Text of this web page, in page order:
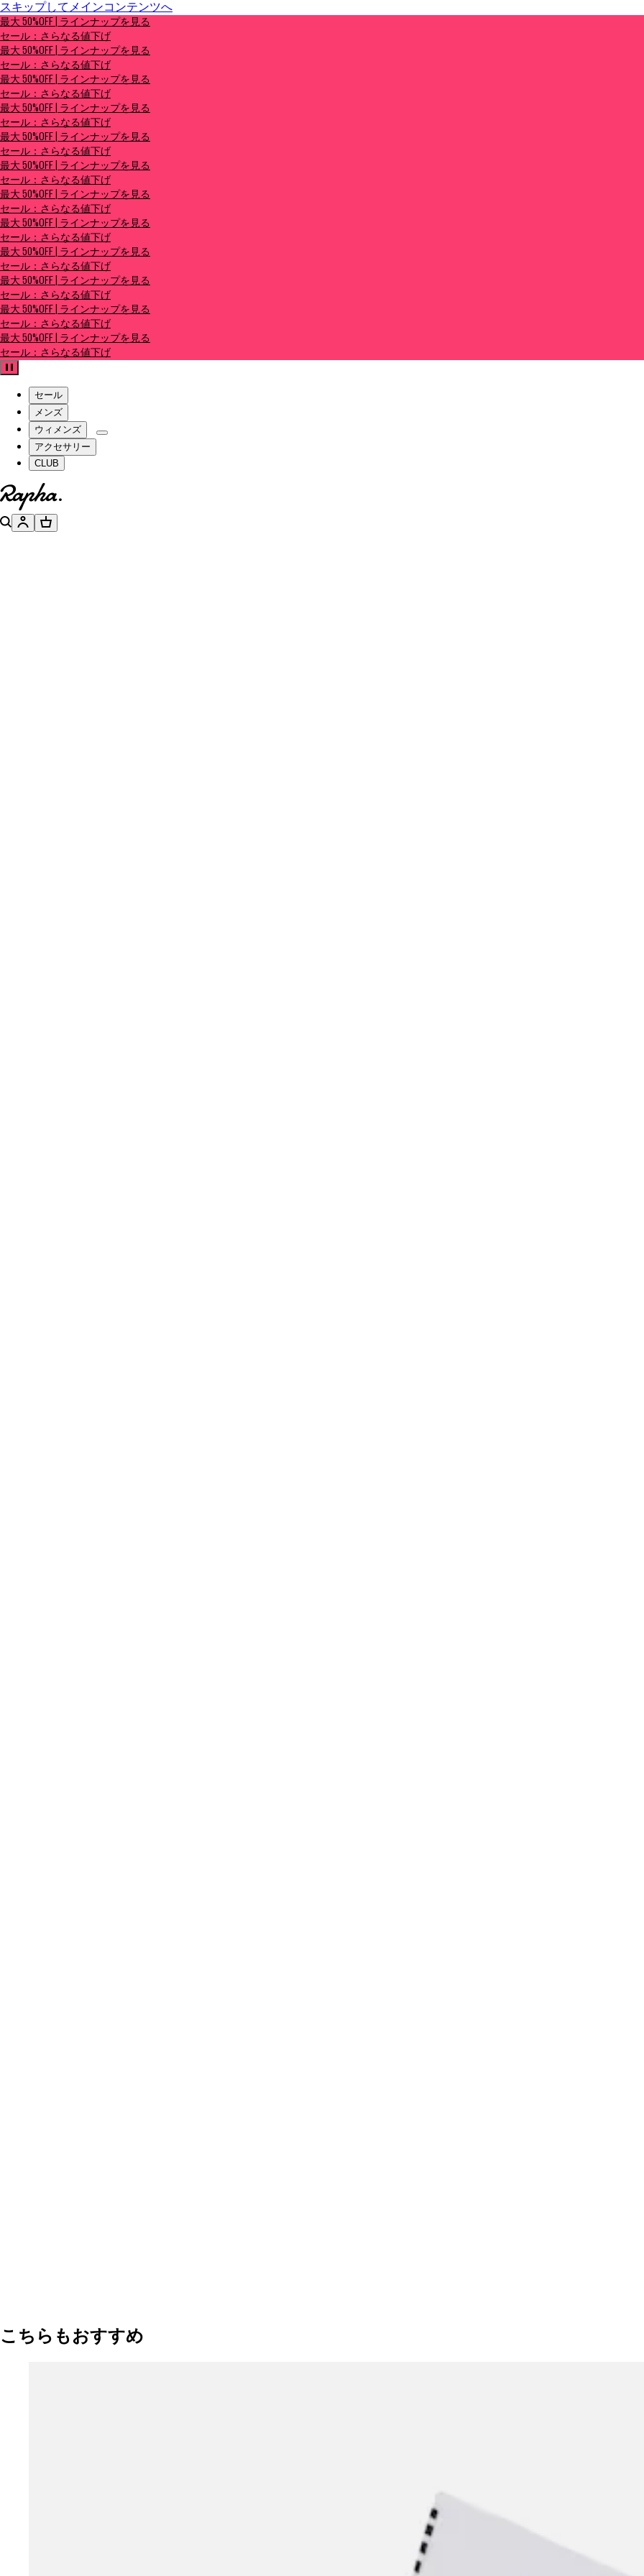
スキップしてメインコンテンツへ
最大 50%OFF | ラインナップを見る
セール：さらなる値下げ
最大 50%OFF | ラインナップを見る
セール：さらなる値下げ
最大 50%OFF | ラインナップを見る
セール：さらなる値下げ
最大 50%OFF | ラインナップを見る
セール：さらなる値下げ
最大 50%OFF | ラインナップを見る
セール：さらなる値下げ
最大 50%OFF | ラインナップを見る
セール：さらなる値下げ
最大 50%OFF | ラインナップを見る
セール：さらなる値下げ
最大 50%OFF | ラインナップを見る
セール：さらなる値下げ
最大 50%OFF | ラインナップを見る
セール：さらなる値下げ
最大 50%OFF | ラインナップを見る
セール：さらなる値下げ
最大 50%OFF | ラインナップを見る
セール：さらなる値下げ
最大 50%OFF | ラインナップを見る
セール：さらなる値下げ
最大 50%OFF | ラインナップを見る
セール：さらなる値下げ
セール
メンズ
ウィメンズ
アクセサリー
CLUB
ホームページへ
検索アカウントバスケット
こちらもおすすめ